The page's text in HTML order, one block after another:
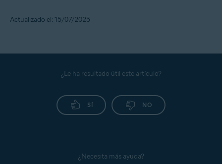
Actualizado el: 15/07/2025
¿Le ha resultado útil este artículo?
SÍ NO
¿Necesita más ayuda?